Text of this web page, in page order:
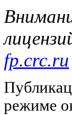
fp.crc.ru
режиме